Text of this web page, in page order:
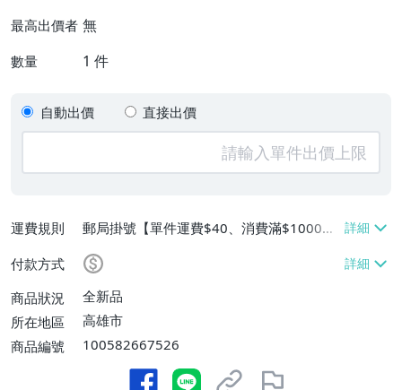
最高出價者 無
數量 1 件
自動出價 直接出價
運費規則
郵局掛號【單件運費$40、消費滿$1000免
運費】
付款方式
商品狀況
全新品
所在地區
高雄市
商品編號
100582667526